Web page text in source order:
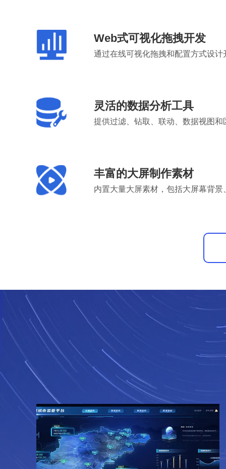
Web式可视化拖拽开发
通过在线可视化拖拽和配置方式设
灵活的数据分析工具
提供过滤、钻取、联动、数据视图
丰富的大屏制作素材
内置大量大屏素材，包括大屏幕背